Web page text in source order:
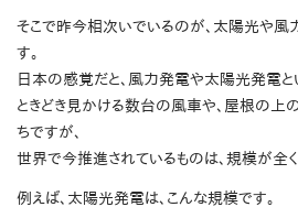
そこで昨今相次いでいるのが、太陽光や風
す。
日本の感覚だと、風力発電や太陽光発電とい
ときどき見かける数台の風車や、屋根の上
ちですが、
世界で今推進されているものは、規模が全く
例えば、太陽光発電は、こんな規模です。